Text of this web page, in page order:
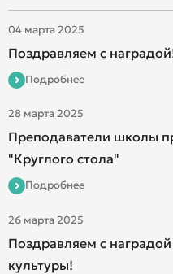
04 марта 2025
Поздравляем с
Подробнее
28 марта 2025
Преподаватели школы
"Круглого стола"
Подробнее
26 марта 2025
Поздравляем с
культуры!